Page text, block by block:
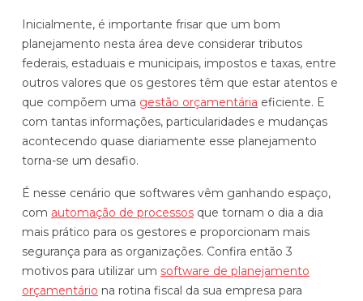
Conheça o produto
Demonstração Gratuita
Inicialmente, é importante frisar que um bom
planejamento nesta área deve considerar tributos
federais, estaduais e municipais, impostos e taxas, entre
outros valores que os gestores têm que estar atentos e
que compõem uma gestão orçamentária eficiente. E
com tantas informações, particularidades e mudanças
acontecendo quase diariamente esse planejamento
torna-se um desafio.
É nesse cenário que softwares vêm ganhando espaço,
com automação de processos que tornam o dia a dia
mais prático para os gestores e proporcionam mais
segurança para as organizações. Confira então 3
motivos para utilizar um software de planejamento
orçamentário na rotina fiscal da sua empresa para